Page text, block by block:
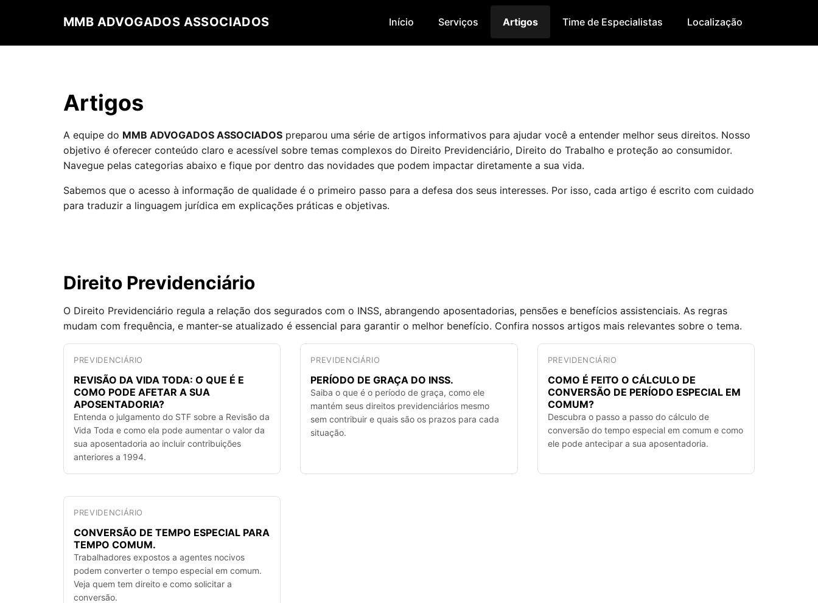
MMB ADVOGADOS ASSOCIADOS Início Serviços Artigos Time de Especialistas Localização
Artigos
A equipe do MMB ADVOGADOS ASSOCIADOS preparou uma série de artigos informativos para ajudar você a entender melhor seus direitos. Nosso
objetivo é oferecer conteúdo claro e acessível sobre temas complexos do Direito Previdenciário, Direito do Trabalho e proteção ao consumidor.
Navegue pelas categorias abaixo e fique por dentro das novidades que podem impactar diretamente a sua vida.
Sabemos que o acesso à informação de qualidade é o primeiro passo para a defesa dos seus interesses. Por isso, cada artigo é escrito com cuidado
para traduzir a linguagem jurídica em explicações práticas e objetivas.
Direito Previdenciário
O Direito Previdenciário regula a relação dos segurados com o INSS, abrangendo aposentadorias, pensões e benefícios assistenciais. As regras
mudam com frequência, e manter-se atualizado é essencial para garantir o melhor benefício. Confira nossos artigos mais relevantes sobre o tema.
PREVIDENCIÁRIO
REVISÃO DA VIDA TODA: O QUE É E
COMO PODE AFETAR A SUA
APOSENTADORIA?
Entenda o julgamento do STF sobre a Revisão da
Vida Toda e como ela pode aumentar o valor da
sua aposentadoria ao incluir contribuições
anteriores a 1994.
PREVIDENCIÁRIO
PERÍODO DE GRAÇA DO INSS.
Saiba o que é o período de graça, como ele
mantém seus direitos previdenciários mesmo
sem contribuir e quais são os prazos para cada
situação.
PREVIDENCIÁRIO
COMO É FEITO O CÁLCULO DE
CONVERSÃO DE PERÍODO ESPECIAL EM
COMUM?
Descubra o passo a passo do cálculo de
conversão do tempo especial em comum e como
ele pode antecipar a sua aposentadoria.
PREVIDENCIÁRIO
CONVERSÃO DE TEMPO ESPECIAL PARA
TEMPO COMUM.
Trabalhadores expostos a agentes nocivos
podem converter o tempo especial em comum.
Veja quem tem direito e como solicitar a
conversão.